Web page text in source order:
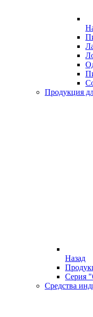
Продукция
Назад
Серия
Средства